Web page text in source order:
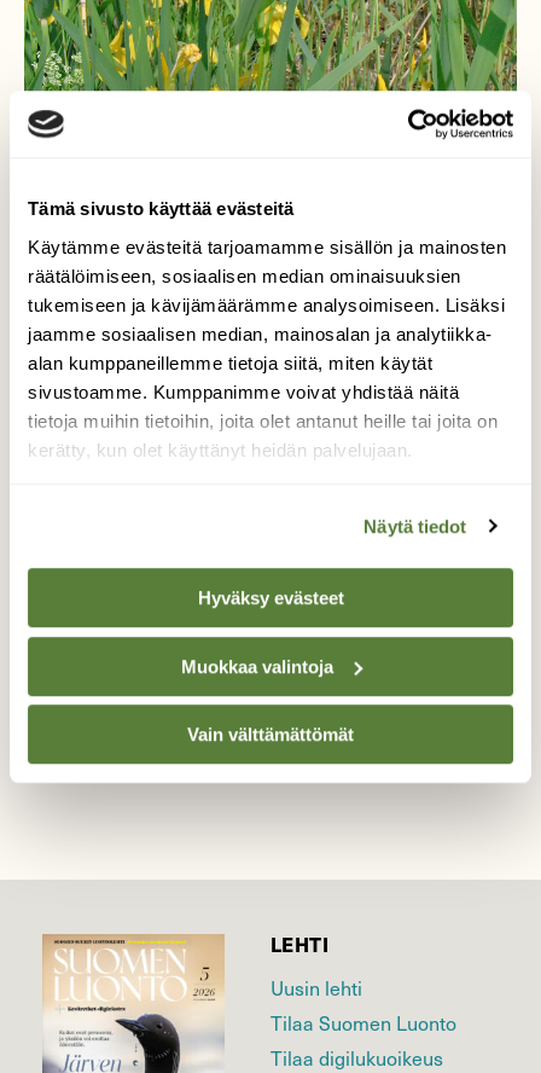
Tämä sivusto käyttää evästeitä
Käytämme evästeitä tarjoamamme sisällön ja mainosten
räätälöimiseen, sosiaalisen median ominaisuuksien
tukemiseen ja kävijämäärämme analysoimiseen. Lisäksi
jaamme sosiaalisen median, mainosalan ja analytiikka-
alan kumppaneillemme tietoja siitä, miten käytät
sivustoamme. Kumppanimme voivat yhdistää näitä
tietoja muihin tietoihin, joita olet antanut heille tai joita on
kerätty, kun olet käyttänyt heidän palvelujaan.
Näytä tiedot
Hyväksy evästeet
Muokkaa valintoja
Vain välttämättömät
Kurjenmiekoilla on huonosti tilaa ruovikossa.
Valokuvaaja: Reijo Juurinen, Töölönlahti Kesäkuu
LEHTI
Uusin lehti
Tilaa Suomen Luonto
Tilaa digilukuoikeus